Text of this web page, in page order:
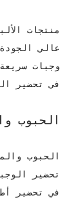
منتجات
عالي
وجبات
في تحضير
الحبوب
الحبوب
تحضير
في تحضير